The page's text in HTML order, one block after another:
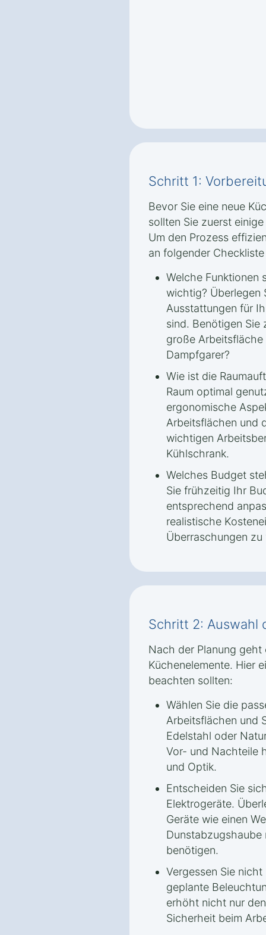
Schritt 1:
Bevor Sie eine neue
sollten Sie zuerst
Um den Prozess
an folgender
Welche Funktionen
wichtig? Überlegen
Ausstattungen für
sind. Benötigen Sie
große Arbeitsfläche
Dampfgarer?
Wie ist die
Raum optimal
ergonomische
Arbeitsflächen und
wichtigen
Kühlschrank.
Welches Budget
Sie frühzeitig Ihr
entsprechend
realistische
Überraschungen zu
Schritt 2: Auswahl
Nach der Planung geht
Küchenelemente. Hier
beachten sollten:
Wählen Sie die
Arbeitsflächen und
Edelstahl oder
Vor- und Nachteile
und Optik.
Entscheiden Sie
Elektrogeräte.
Geräte wie einen
Dunstabzugshaube
benötigen.
Vergessen Sie
geplante
erhöht nicht nur
Sicherheit beim